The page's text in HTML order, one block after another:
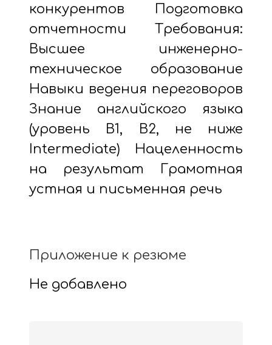
конкурентов Подготовка
отчетности Требования:
Высшее инженерно-
техническое образование
Навыки ведения переговоров
Знание английского языка
(уровень B1, B2, не ниже
Intermediate) Нацеленность
на результат Грамотная
устная и письменная речь
Приложение к резюме
Не добавлено